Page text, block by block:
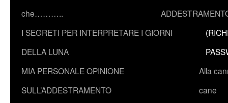
che………..
I SEGRETI PER INTERPRETARE I GIORNI
DELLA LUNA
MIA PERSONALE OPINIONE
SULL’ADDESTRAMENTO
Alla
cane